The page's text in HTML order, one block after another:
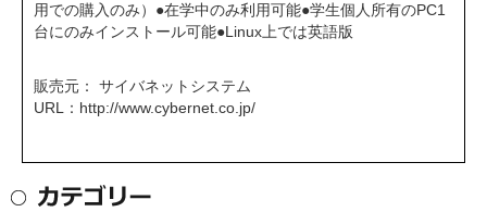
用での購入のみ）●在学中のみ利用可能●学生個人所有のPC1
台にのみインストール可能●Linux上では英語版
販売元： サイバネットシステム
URL： http://www.cybernet.co.jp/